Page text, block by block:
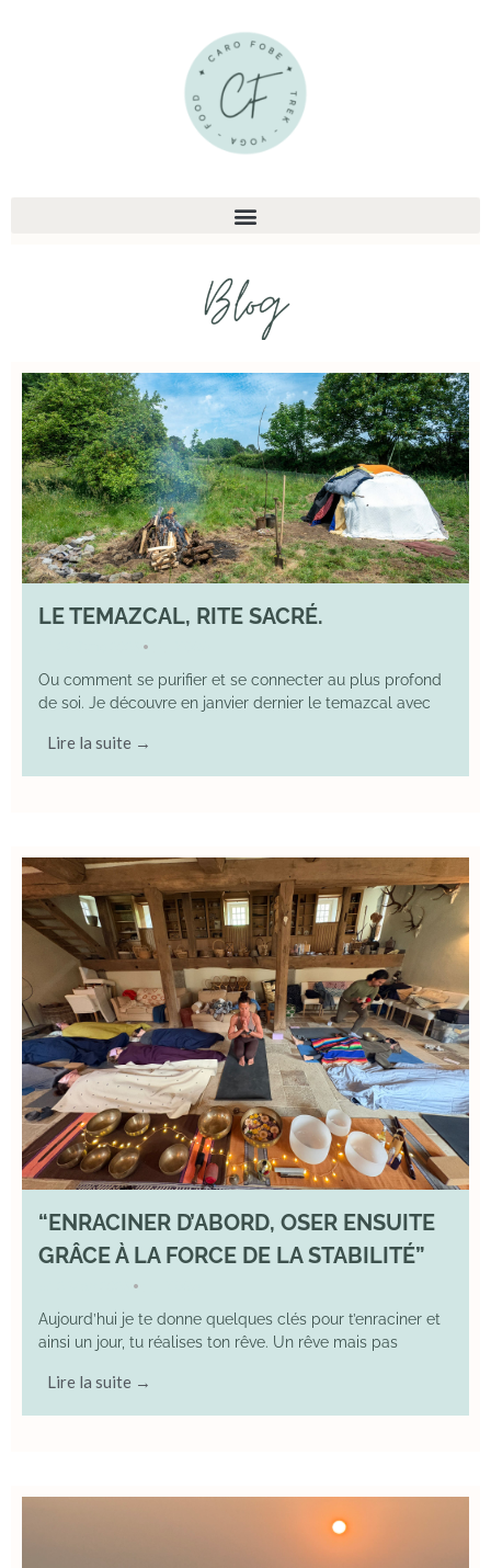
LE TEMAZCAL, RITE SACRÉ.
•
Ou comment se purifier et se connecter au plus profond
de soi. Je découvre en janvier dernier le temazcal avec
Lire la suite →
“ENRACINER D’ABORD, OSER ENSUITE
GRÂCE À LA FORCE DE LA STABILITÉ”
•
Aujourd’hui je te donne quelques clés pour t’enraciner et
ainsi un jour, tu réalises ton rêve. Un rêve mais pas
Lire la suite →